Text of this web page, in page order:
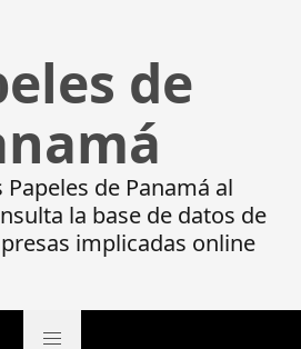
de
de Panamá al
la base de datos de
implicadas online